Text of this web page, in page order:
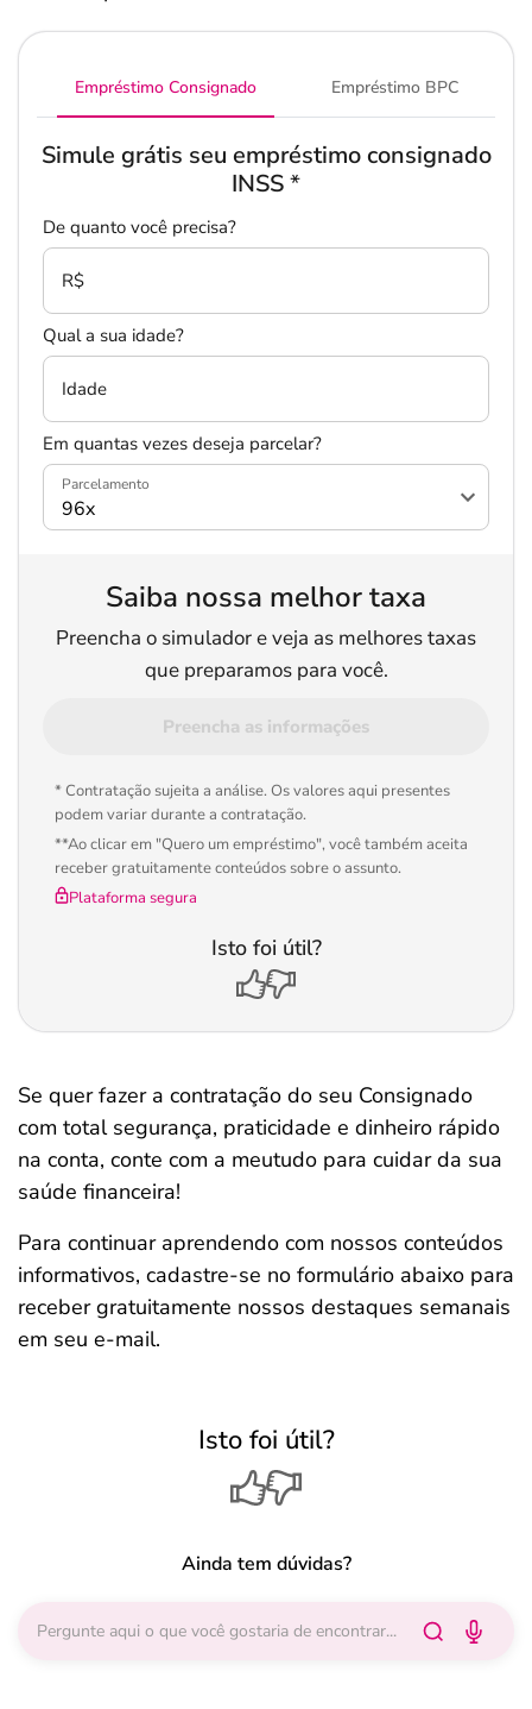
Empréstimo Consignado Empréstimo BPC
Simule grátis seu empréstimo consignado
INSS*
De quanto você precisa?
R$
Qual a sua idade?
Idade
Em quantas vezes deseja parcelar?
Parcelamento
Saiba nossa melhor taxa
Preencha o simulador e veja as melhores taxas
que preparamos para você.
Preencha as informações
* Contratação sujeita a análise. Os valores aqui presentes
podem variar durante a contratação.
**Ao clicar em "Quero um empréstimo", você também aceita
receber gratuitamente conteúdos sobre o assunto.
Plataforma segura
Isto foi útil?
Se quer fazer a contratação do seu Consignado
com total segurança, praticidade e dinheiro rápido
na conta, conte com a meutudo para cuidar da sua
saúde financeira!
Para continuar aprendendo com nossos conteúdos
informativos, cadastre-se no formulário abaixo para
receber gratuitamente nossos destaques semanais
em seu e-mail.
Isto foi útil?
Ainda tem dúvidas?